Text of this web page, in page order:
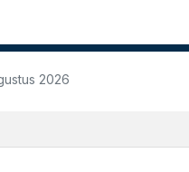
2026